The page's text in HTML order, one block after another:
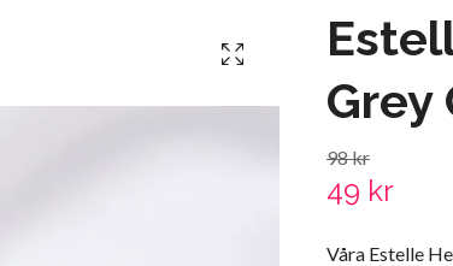
Grey
98 kr
49 kr
Våra Estelle